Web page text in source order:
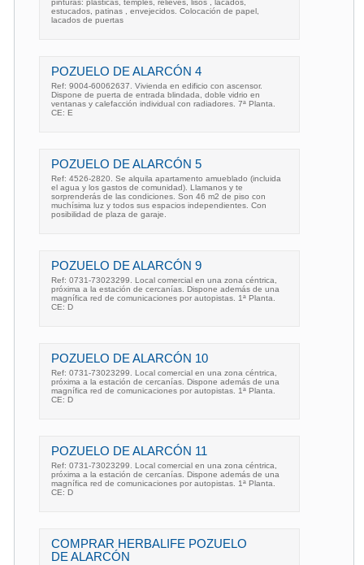
pinturas: plásticas, temples, relieves, lisos , lacados,
estucados, patinas , envejecidos. Colocación de papel,
lacados de puertas
POZUELO DE ALARCÓN 4
Ref: 9004-60062637. Vivienda en edificio con ascensor.
Dispone de puerta de entrada blindada, doble vidrio en
ventanas y calefacción individual con radiadores. 7ª Planta.
CE: E
POZUELO DE ALARCÓN 5
Ref: 4526-2820. Se alquila apartamento amueblado (incluida
el agua y los gastos de comunidad). Llamanos y te
sorprenderás de las condiciones. Son 46 m2 de piso con
muchísima luz y todos sus espacios independientes. Con
posibilidad de plaza de garaje.
POZUELO DE ALARCÓN 9
Ref: 0731-73023299. Local comercial en una zona céntrica,
próxima a la estación de cercanías. Dispone además de una
magnífica red de comunicaciones por autopistas. 1ª Planta.
CE: D
POZUELO DE ALARCÓN 10
Ref: 0731-73023299. Local comercial en una zona céntrica,
próxima a la estación de cercanías. Dispone además de una
magnífica red de comunicaciones por autopistas. 1ª Planta.
CE: D
POZUELO DE ALARCÓN 11
Ref: 0731-73023299. Local comercial en una zona céntrica,
próxima a la estación de cercanías. Dispone además de una
magnífica red de comunicaciones por autopistas. 1ª Planta.
CE: D
COMPRAR HERBALIFE POZUELO
DE ALARCÓN